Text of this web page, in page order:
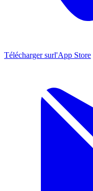
Télécharger surl'App Store